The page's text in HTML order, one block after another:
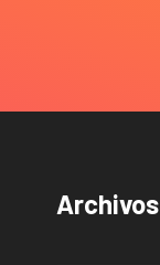
Archivos